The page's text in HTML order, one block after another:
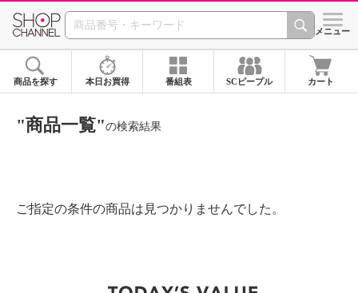
SHOP CHANNEL ショッ
メニュー
商品を探す 本日お買得 番組表 SCピープル カート
"商品一覧"の検索結果
ご指定の条件の商品は見つかりませんでした。